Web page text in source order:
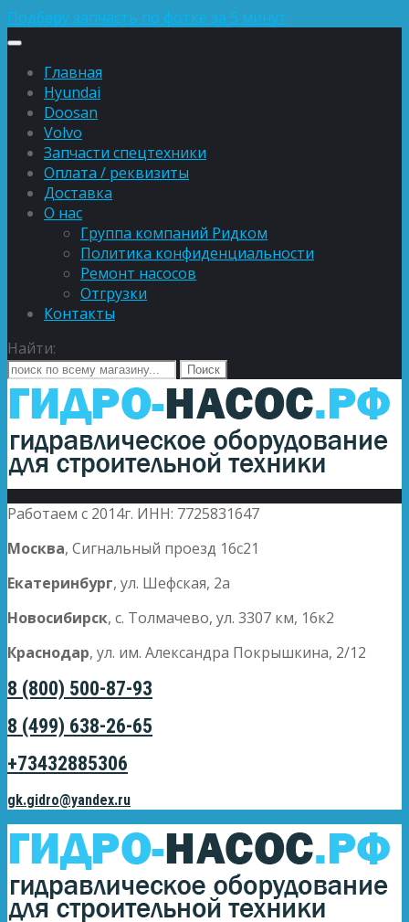
Подберу запчасть по фотке за 5 минут
Главная
Hyundai
Doosan
Volvo
Запчасти спецтехники
Оплата / реквизиты
Доставка
О нас
Группа компаний Ридком
Политика конфиденциальности
Ремонт насосов
Отгрузки
Контакты
Найти:
Работаем с 2014г. ИНН: 7725831647
Москва, Сигнальный проезд 16с21
Екатеринбург, ул. Шефская, 2а
Новосибирск, с. Толмачево, ул. 3307 км, 16к2
Краснодар, ул. им. Александра Покрышкина, 2/12
8 (800) 500-87-93
8 (499) 638-26-65
+73432885306
gk.gidro@yandex.ru